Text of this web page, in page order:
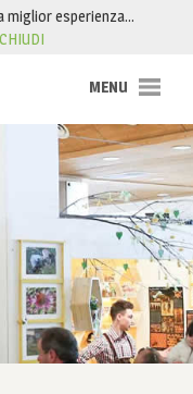
miglior esperienza…
CHIUDI